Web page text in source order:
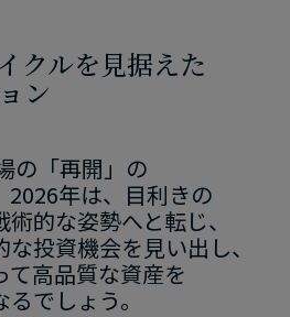
クルを​見据えた​
ン
の​「再開」の​
2026年は、​目利きの​
的な​姿勢へと​転じ、​
投資機会を​見い​出し、​
て​高品質な​資産を​
でしょう。